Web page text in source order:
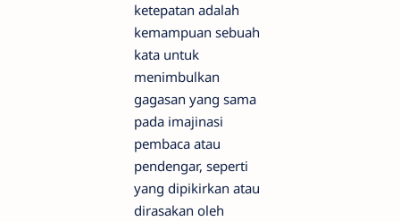
ketepatan adalah
kemampuan sebuah
kata untuk
menimbulkan
gagasan yang sama
pada imajinasi
pembaca atau
pendengar, seperti
yang dipikirkan atau
dirasakan oleh